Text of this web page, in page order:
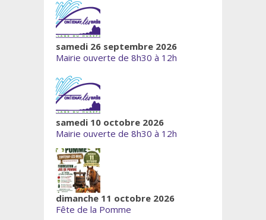
samedi 26 septembre 2026
Mairie ouverte de 8h30 à 12h
samedi 10 octobre 2026
Mairie ouverte de 8h30 à 12h
dimanche 11 octobre 2026
Fête de la Pomme